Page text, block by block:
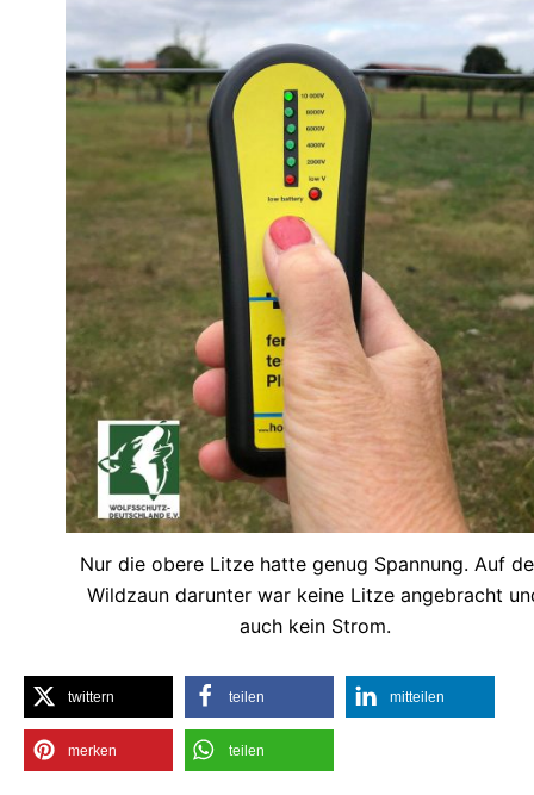
Nur die obere Litze hatte genug Spannung. Auf
Wildzaun darunter war keine Litze angebracht
auch kein Strom.
twittern teilen mitteilen
merken teilen